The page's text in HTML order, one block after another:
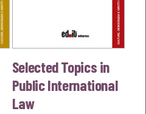
Selected Topics in
Public International
Law